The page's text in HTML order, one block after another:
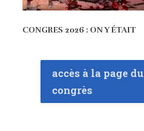
CONGRES 2026 : ON Y ÉTAIT
accès à la page du
congrès